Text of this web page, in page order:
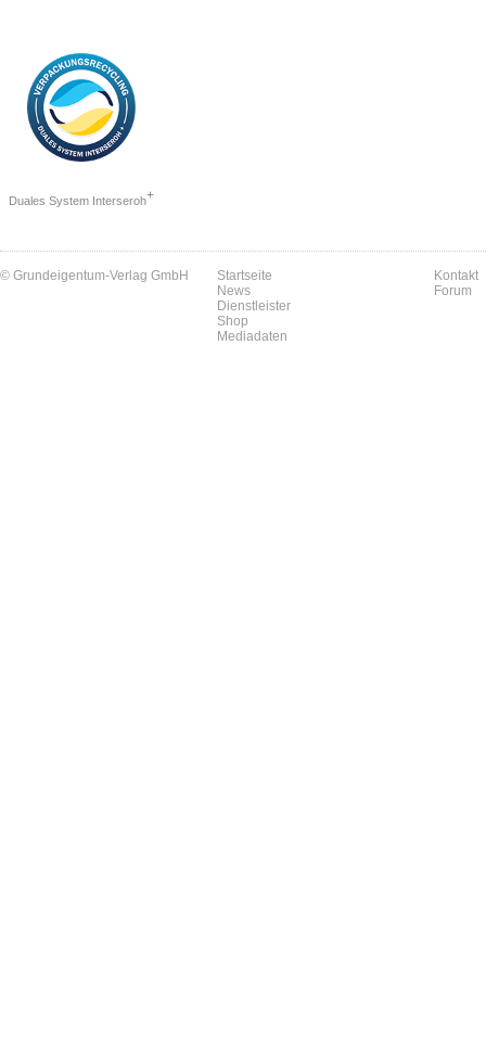
Duales System Interseroh+
© Grundeigentum-Verlag GmbH
Startseite
News
Dienstleister
Shop
Mediadaten
Kontakt
Forum